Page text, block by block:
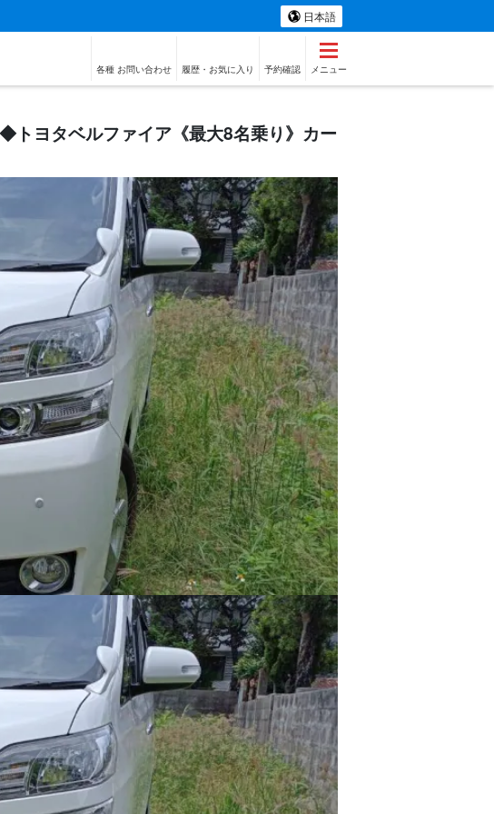
日本語
各種 お問い合わせ 履歴・お気に入り 予約確認 メニュー
トヨタベルファイア《最大8名乗り》カー
24時間：14,000円
48時間：28,000円
72時間：42,000円
内容と詳細 関連プラン
直近で10人が検討しています。残りわずか△
会員登録不要
予約・空き状況を見る